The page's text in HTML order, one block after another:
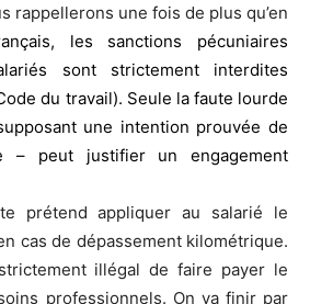
rappellerons une fois de plus qu’en
les sanctions pécuniaires
sont strictement interdites
du travail). Seule la faute lourde
une intention prouvée de
– peut justifier un engagement
prétend appliquer au salarié le
cas de dépassement kilométrique.
illégal de faire payer le
professionnels. On va finir par